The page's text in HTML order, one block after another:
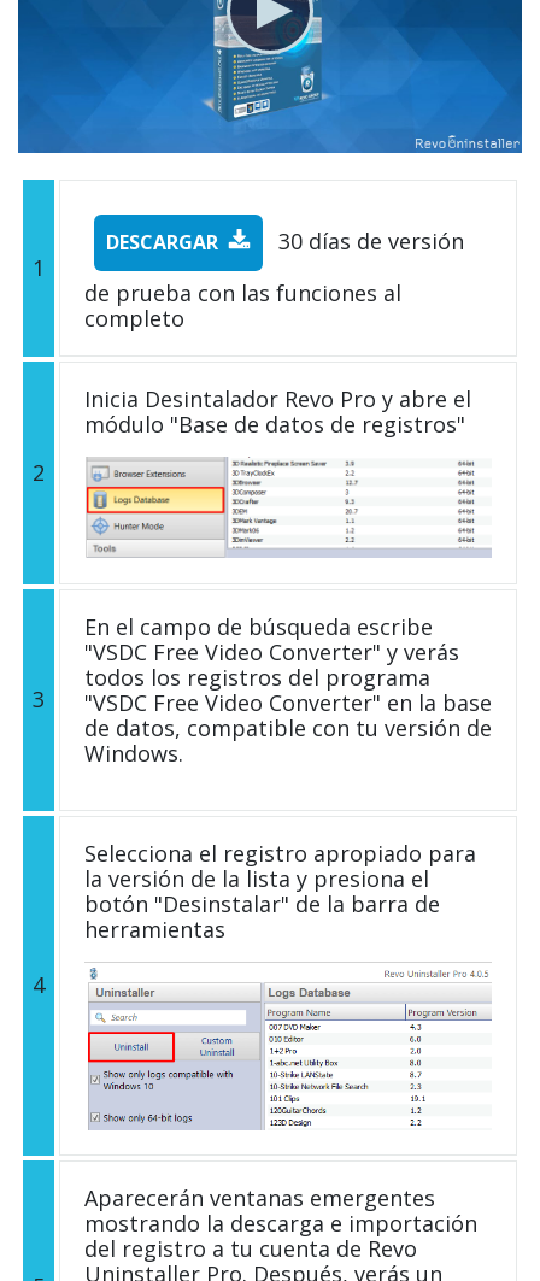
1
DESCARGAR
30 días de versión
de prueba con las funciones al
completo
2
Inicia Desintalador Revo Pro y abre el
módulo "Base de datos de registros"
3
En el campo de búsqueda escribe
"VSDC Free Video Converter" y verás
todos los registros del programa
"VSDC Free Video Converter" en la base
de datos, compatible con tu versión de
Windows.
4
Selecciona el registro apropiado para
la versión de la lista y presiona el
botón "Desinstalar" de la barra de
herramientas
Aparecerán ventanas emergentes
mostrando la descarga e importación
del registro a tu cuenta de Revo
Uninstaller Pro. Después, verás un